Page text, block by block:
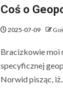
Coś o
2025-07-09
Bracizkowie moi
specyficznej
Norwid pisząc, iż...